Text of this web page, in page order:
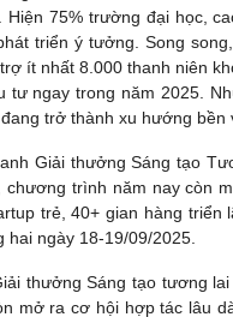
75% trường đại học,
triển ý tưởng. Song
ít nhất 8.000 thanh niên
tư ngay trong năm 2025.
trở thành xu hướng bền
Giải thưởng Sáng tạo
trình năm nay còn
trẻ, 40+ gian hàng
hai ngày 18-19/09/2025.
thưởng Sáng tạo tương
mở ra cơ hội hợp tác lâu